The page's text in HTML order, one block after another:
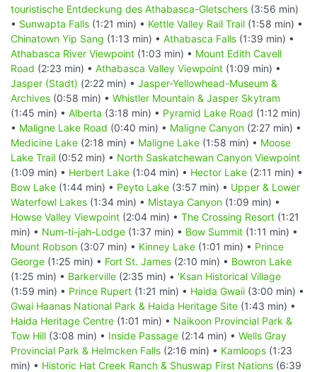
touristische Entdeckung des Athabasca-Gletschers (3:56 min)
• Sunwapta Falls (1:21 min) • Kettle Valley Rail Trail (1:58 min) •
Chinatown Yip Sang (1:13 min) • Athabasca Falls (1:39 min) •
Athabasca River Viewpoint (1:03 min) • Mount Edith Cavell
Road (2:23 min) • Athabasca Valley Viewpoint (1:09 min) •
Jasper (Stadt) (2:22 min) • Jasper-Yellowhead-Museum &
Archives (0:58 min) • Whistler Mountain & Jasper Skytram
(1:45 min) • Alberta (3:18 min) • Pyramid Lake Road (1:12 min)
• Maligne Lake Road (0:40 min) • Maligne Canyon (2:27 min) •
Medicine Lake (2:18 min) • Maligne Lake (1:58 min) • Moose
Lake Trail (0:52 min) • North Saskatchewan Canyon Viewpoint
(1:09 min) • Herbert Lake (1:04 min) • Hector Lake (2:11 min) •
Bow Lake (1:44 min) • Peyto Lake (3:57 min) • Upper & Lower
Waterfowl Lakes (1:34 min) • Mistaya Canyon (1:09 min) •
Howse Valley Viewpoint (2:04 min) • The Crossing Resort (1:21
min) • Num-ti-jah-Lodge (1:37 min) • Bow Summit (1:11 min) •
Mount Robson (3:07 min) • Kinney Lake (1:01 min) • Prince
George (1:25 min) • Fort St. James (2:10 min) • Bowron Lake
(1:25 min) • Barkerville (2:35 min) • 'Ksan Historical Village
(1:59 min) • Prince Rupert (1:21 min) • Haida Gwaii (3:00 min) •
Gwai Haanas National Park & Haida Heritage Site (1:43 min) •
Haida Heritage Centre (1:01 min) • Naikoon Provincial Park &
Tow Hill (3:08 min) • Inside Passage (2:14 min) • Wells Gray
Provincial Park & Helmcken Falls (2:16 min) • Kamloops (1:23
min) • Historic Hat Creek Ranch & Shuswap First Nations (6:39